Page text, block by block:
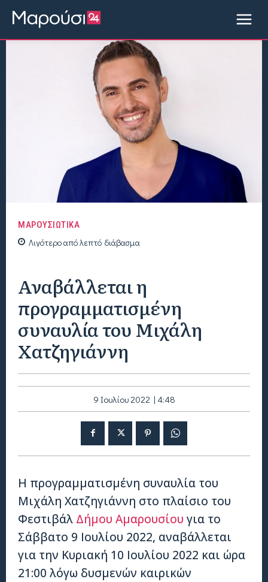
ΜΑΡΟΥΣΙΩΤΙΚΑ
Λιγότερο απόλεπτό διάβασμα
Αναβάλλεται η
προγραμματισμένη
συναυλία του Μιχάλη
Χατζηγιάννη
9 Ιουλίου 2022 | 4:48
Η προγραμματισμένη συναυλία του
Μιχάλη Χατζηγιάννη στο πλαίσιο του
Φεστιβάλ Δήμου Αμαρουσίου για το
Σάββατο 9 Ιουλίου 2022, αναβάλλεται
για την Κυριακή 10 Ιουλίου 2022 και ώρα
21:00 λόγω δυσμενών καιρικών